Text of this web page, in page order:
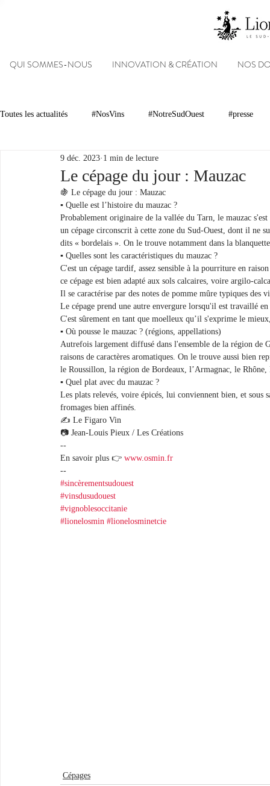
QUI SOMMES-NOUS INNOVATION & CRÉATION NOS
Toutes les actualités #NosVins #NotreSudOuest #presse
Chambre d’Amour Vins Armagnacs
Dégustations Evénements Réseaux sociaux
#NosDomaines
Le cépage du jour : Mauzac
9 déc. 2023 1 min de lecture
🍇 Le cépage du jour : Mauzac
▪︎ Quelle est l’histoire du mauzac ?
Probablement originaire de la vallée du Tarn, le mauzac
un cépage circonscrit à cette zone du Sud-Ouest, dont il ne
dits « bordelais ». On le trouve notamment dans la
▪︎ Quelles sont les caractéristiques du mauzac ?
C'est un cépage tardif, assez sensible à la pourriture en
ce cépage est bien adapté aux sols calcaires, voire argilo-
Il se caractérise par des notes de pomme mûre typiques
Le cépage prend une autre envergure lorsqu'il est travaillé
C'est sûrement en tant que moelleux qu’il s'exprime le
▪︎ Où pousse le mauzac ? (régions, appellations)
Autrefois largement diffusé dans l'ensemble de la région de
raisons de caractères aromatiques. On le trouve aussi bien
le Roussillon, la région de Bordeaux, l’Armagnac, le Rhône,
▪︎ Quel plat avec du mauzac ?
Les plats relevés, voire épicés, lui conviennent bien, et
fromages bien affinés.
✍️ Le Figaro Vin
📷 Jean-Louis Pieux / Les Créations
--
En savoir plus 👉 www.osmin.fr
--
#sincèrementsudouest
#vinsdusudouest
#vignoblesoccitanie
#lionelosmin #lionelosminetcie
Cépages